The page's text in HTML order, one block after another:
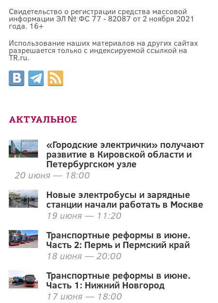
Свидетельство о регистрации средства массовой
информации ЭЛ № ФС 77 - 82087 от 2 ноября 2021
года. 16+
Использование наших материалов на других сайтах
разрешается только с индексируемой ссылкой на
TR.ru.
АКТУАЛЬНОЕ
«Городские электрички» получают
развитие в Кировской области и
Петербургском узле
20 июня — 18:00
Новые электробусы и зарядные
станции начали работать в Москве
19 июня — 11:20
Транспортные реформы в июне.
Часть 2: Пермь и Пермский край
18 июня — 20:00
Транспортные реформы в июне.
Часть 1: Нижний Новгород
17 июня — 18:00